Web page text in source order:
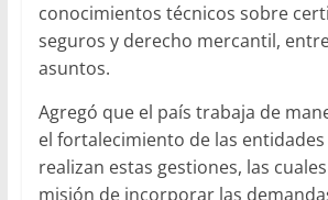
conocimientos técnicos sobre
seguros y derecho mercantil,
asuntos.
Agregó que el país trabaja de
el fortalecimiento de las
realizan estas gestiones, las
misión de incorporar las